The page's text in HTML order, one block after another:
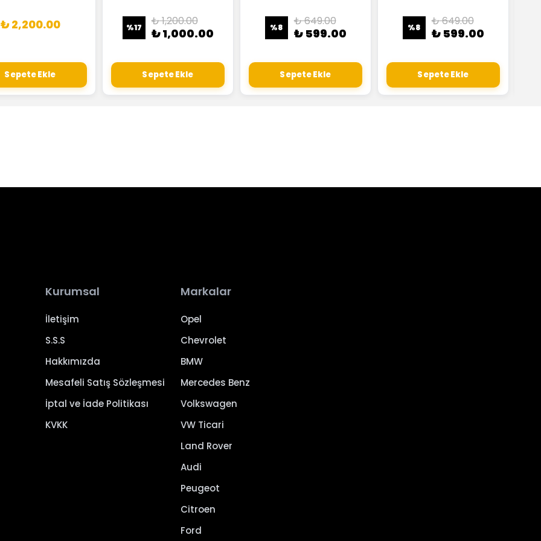
₺ 2,200.00
Sepete Ekle
%17 ₺ 1,200.00
₺ 1,000.00
Sepete Ekle
%8 ₺ 649.00
₺ 599.00
Sepete Ekle
%8 ₺ 649.00
₺ 599.00
Sepete Ekle
Kurumsal
İletişim
S.S.S
Hakkımızda
Mesafeli Satış Sözleşmesi
İptal ve İade Politikası
KVKK
Markalar
Opel
Chevrolet
BMW
Mercedes Benz
Volkswagen
VW Ticari
Land Rover
Audi
Peugeot
Citroen
Ford